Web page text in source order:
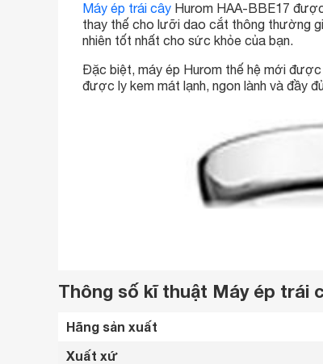
Máy ép trái cây Hurom HAA-BBE17
thay thế cho lưỡi dao cắt thông thường
nhiên tốt nhất cho sức khỏe của bạn.
Đặc biệt, máy ép Hurom thế hệ mới
được ly kem mát lạnh, ngon lành và đầy
Thông số kĩ thuật Máy ép trái
Hãng sản xuất
Xuất xứ